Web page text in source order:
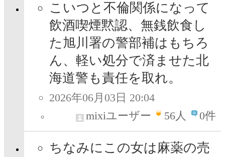
こいつと不倫関係になって
飲酒喫煙黙認、無銭飲食し
た旭川署の警部補はもちろ
ん、軽い処分で済ませた北
海道警も責任を取れ。
2026年06月03日 20:04
mixiユーザー
56人 0件
ちなみにこの女は麻薬の売